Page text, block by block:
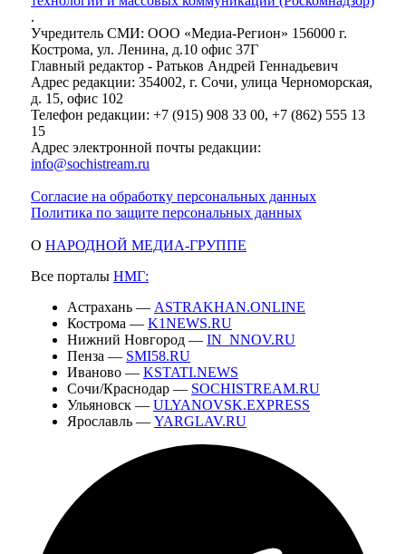
.
Учредитель СМИ: ООО «Медиа-Регион» 156000 г.
Кострома, ул. Ленина, д.10 офис 37Г
Главный редактор - Ратьков Андрей Геннадьевич
Адрес редакции: 354002, г. Сочи, улица Черноморская,
д. 15, офис 102
Телефон редакции: +7 (915) 908 33 00, +7 (862) 555 13
15
Адрес электронной почты редакции:
info@sochistream.ru
Согласие на обработку персональных данных
Политика по защите персональных данных
О НАРОДНОЙ МЕДИА-ГРУППЕ
Все порталы НМГ:
Астрахань — ASTRAKHAN.ONLINE
Кострома — K1NEWS.RU
Нижний Новгород — IN_NNOV.RU
Пенза — SMI58.RU
Иваново — KSTATI.NEWS
Сочи/Краснодар — SOCHISTREAM.RU
Ульяновск — ULYANOVSK.EXPRESS
Ярославль — YARGLAV.RU